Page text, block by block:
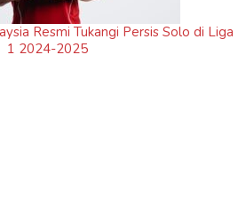
Resmi Tukangi Persis Solo di Liga
1 2024-2025